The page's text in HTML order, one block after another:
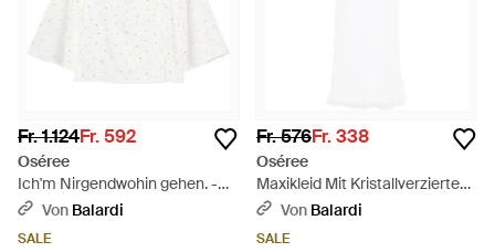
Fr. 1.124Fr. 592
Oséree
Ich'm Nirgendwohin gehen. -
WeißVon Balardi
SALE
Fr. 576Fr. 338
Oséree
Maxikleid Mit Kristallverziertem
Spaghettiträger - Weiß
Von Balardi
SALE